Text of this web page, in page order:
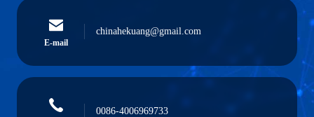
E-mail
chinahekuang@gmail.com
0086-4006969733